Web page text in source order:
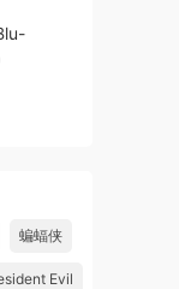
蝙蝠侠
Evil